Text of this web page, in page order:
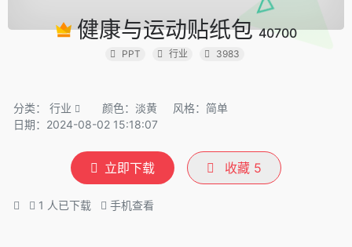
健康与运动贴纸包40700
PPT 行业 3983
分类： 行业 颜色：淡黄
风格：简单
日期：2024-08-02 15:18:07
立即下载 收藏 5
1 人已下载 手机查看